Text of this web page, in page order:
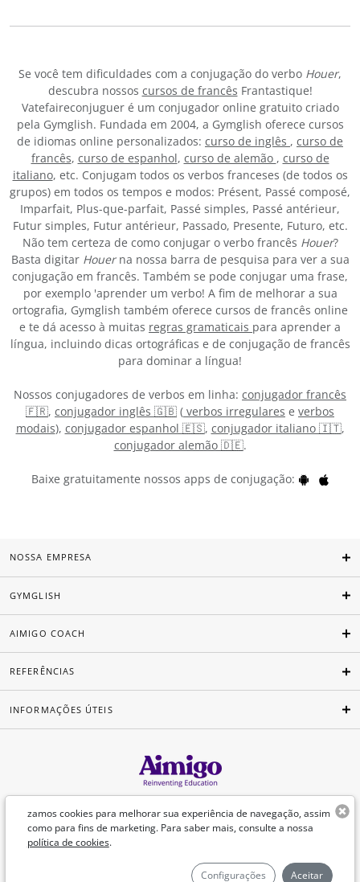
Se você tem dificuldades com a conjugação do verbo Houer,
descubra nossos cursos de francês Frantastique!
Vatefaireconjuguer é um conjugador online gratuito criado
pela Gymglish. Fundada em 2004, a Gymglish oferece cursos
de idiomas online personalizados: curso de inglês , curso de
francês, curso de espanhol, curso de alemão , curso de
italiano, etc. Conjugam todos os verbos franceses (de todos os
grupos) em todos os tempos e modos: Présent, Passé composé,
Imparfait, Plus-que-parfait, Passé simples, Passé antérieur,
Futur simples, Futur antérieur, Passado, Presente, Futuro, etc.
Não tem certeza de como conjugar o verbo francês Houer?
Basta digitar Houerna nossa barra de pesquisa para ver a sua
conjugação em francês. Também se pode conjugar uma frase,
por exemplo 'aprender um verbo! A fim de melhorar a sua
ortografia, Gymglish também oferece cursos de francês online
e te dá acesso à muitas regras gramaticais para aprender a
língua, incluindo dicas ortográficas e de conjugação de francês
para dominar a língua!
Nossos conjugadores de verbos em linha: conjugador francês
🇫🇷, conjugador inglês 🇬🇧 ( verbos irregulares e verbos
modais), conjugador espanhol 🇪🇸, conjugador italiano 🇮🇹,
conjugador alemão 🇩🇪.
Baixe gratuitamente nossos apps de conjugação:
zamos cookies para melhorar sua experiência de navegação, assim
como para fins de marketing. Para saber mais, consulte a nossa
política de cookies.
Configurações Aceitar
NOSSA EMPRESA
GYMGLISH
AIMIGO COACH
REFERÊNCIAS
INFORMAÇÕES ÚTEIS
Português